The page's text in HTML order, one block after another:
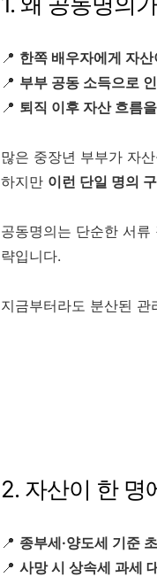
📍 한쪽 배우자에게 자
📍 부부 공동 소득으로
📍 퇴직 이후 자산 흐름
많은 중장년 부부가 자
하지만 이런 단일 명의
공동명의는 단순한 서
략입니다.
지금부터라도 분산된
2. 자산이 한 명
📍 종부세·양도세 기준
📍 사망 시 상속세 과세